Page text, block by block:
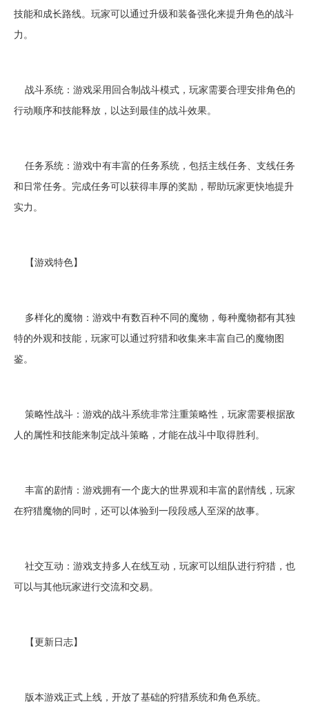
技能和成长路线。玩家可以通过升级和装备强化来提升角色的战斗
力。
战斗系统：游戏采用回合制战斗模式，玩家需要合理安排角色的
行动顺序和技能释放，以达到最佳的战斗效果。
任务系统：游戏中有丰富的任务系统，包括主线任务、支线任务
和日常任务。完成任务可以获得丰厚的奖励，帮助玩家更快地提升
实力。
【游戏特色】
多样化的魔物：游戏中有数百种不同的魔物，每种魔物都有其独
特的外观和技能，玩家可以通过狩猎和收集来丰富自己的魔物图
鉴。
策略性战斗：游戏的战斗系统非常注重策略性，玩家需要根据敌
人的属性和技能来制定战斗策略，才能在战斗中取得胜利。
丰富的剧情：游戏拥有一个庞大的世界观和丰富的剧情线，玩家
在狩猎魔物的同时，还可以体验到一段段感人至深的故事。
社交互动：游戏支持多人在线互动，玩家可以组队进行狩猎，也
可以与其他玩家进行交流和交易。
【更新日志】
版本游戏正式上线，开放了基础的狩猎系统和角色系统。